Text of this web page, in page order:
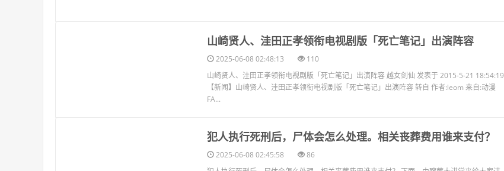
​山崎贤人、洼田正孝领衔电视剧版「死亡笔记」出演阵容
2025-06-08 02:48:13
110
山崎贤人、洼田正孝领衔电视剧版「死亡笔记」出演阵容 越女剑仙 发表于 2015-5-21 18:54:19
【新闻】山崎贤人、洼田正孝领衔电视剧版「死亡笔记」出演阵容 转自 作者:leom 来自:动漫
FA...
​犯人执行死刑后，尸体会怎么处理。相关丧葬费用谁来支付？
2025-06-08 02:45:58
86